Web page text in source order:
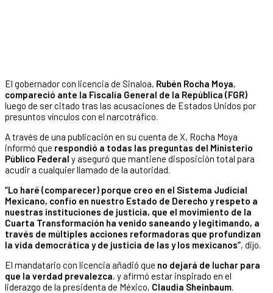
El gobernador con licencia de Sinaloa, Rubén Rocha Moya,
compareció ante la Fiscalía General de la República (FGR)
luego de ser citado tras las acusaciones de Estados Unidos por
presuntos vínculos con el narcotráfico.
A través de una publicación en su cuenta de X, Rocha Moya
informó que respondió a todas las preguntas del Ministerio
Público Federal y aseguró que mantiene disposición total para
acudir a cualquier llamado de la autoridad.
“Lo haré (comparecer) porque creo en el Sistema Judicial
Mexicano, confío en nuestro Estado de Derecho y respeto a
nuestras instituciones de justicia, que el movimiento de la
Cuarta Transformación ha venido saneando y legitimando, a
través de múltiples acciones reformadoras que profundizan
la vida democrática y de justicia de las y los mexicanos”, dijo.
El mandatario con licencia añadió que no dejará de luchar para
que la verdad prevalezca, y afirmó estar inspirado en el
liderazgo de la presidenta de México, Claudia Sheinbaum.